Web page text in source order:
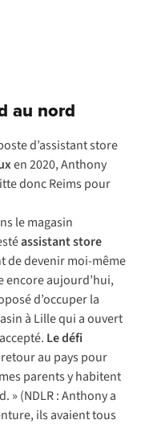
au nord
d’assistant store
en 2020, Anthony
donc Reims pour
le magasin
assistant store
de devenir moi-même
encore aujourd’hui,
d’occuper la
à Lille qui a ouvert
Le défi
retour au pays pour
parents y habitent
» (NDLR : Anthony a
ils avaient tous